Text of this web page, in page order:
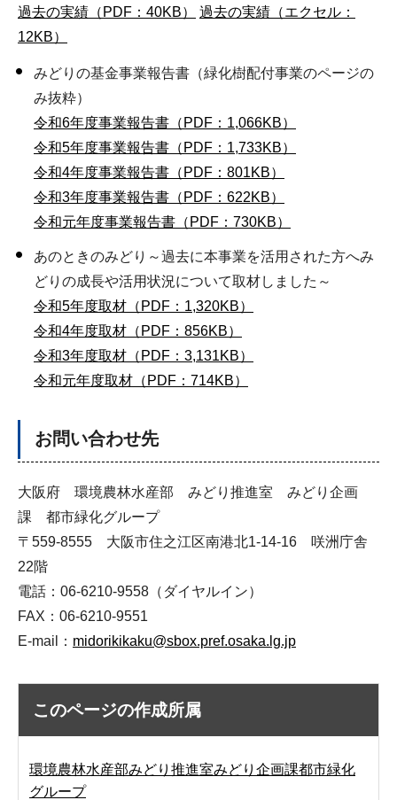
過去の実績（PDF：40KB）
過去の実績（エクセル：
12KB）
みどりの基金事業報告書（緑化樹配付事業のページの
み抜粋）
令和6年度事業報告書（PDF：1,066KB）
令和5年度事業報告書（PDF：1,733KB）
令和4年度事業報告書（PDF：801KB）
令和3年度事業報告書（PDF：622KB）
令和元年度事業報告書（PDF：730KB）
あのときのみどり～過去に本事業を活用された方へみ
どりの成長や活用状況について取材しました～
令和5年度取材（PDF：1,320KB）
令和4年度取材（PDF：856KB）
令和3年度取材（PDF：3,131KB）
令和元年度取材（PDF：714KB）
お問い合わせ先
大阪府 環境農林水産部 みどり推進室 みどり企画
課 都市緑化グループ
〒559-8555 大阪市住之江区南港北1-14-16 咲洲庁舎
22階
電話：06-6210-9558（ダイヤルイン）
FAX：06-6210-9551
E-mail： midorikikaku@sbox.pref.osaka.lg.jp
このページの作成所属
環境農林水産部みどり推進室みどり企画課都市緑化
グループ